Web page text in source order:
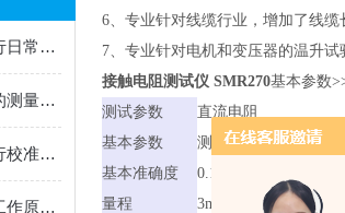
如何对直流电阻测试仪进行日常维护？
如何提高直流电阻测试仪的测量准确性与稳定性
如何对多路阻抗测试仪进行校准和维护？
分析多通路电阻测试仪的工作原理和使用范围
6、专业针对线缆行业，增加了线缆
7、专业针对电机和变压器的温升
接触电阻测试仪 SMR270基本参数
测试参数
直流电阻
基本参数
测试范围：0~3.3MΩ
基本准确度
0.1%±10读数
量程
3mΩ/30mΩ/300mΩ/